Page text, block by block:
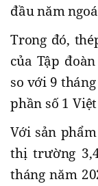
đầu năm
Trong đó,
của Tập
so với 9
phần số 1
Với sản
thị trường
tháng năm